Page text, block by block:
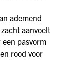
ademend
aanvoelt
pasvorm
rood voor